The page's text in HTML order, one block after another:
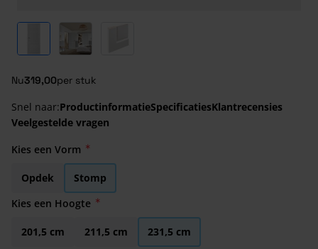
View larger imageView larger image
Nu319,00per stuk
Snel naar:ProductinformatieSpecificatiesKlantrecensies
Veelgestelde vragen
Kies een Vorm
Opdek
Stomp
Kies een Hoogte
201,5 cm 211,5 cm
231,5 cm